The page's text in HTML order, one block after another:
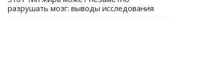
разрушать мозг: выводы исследования